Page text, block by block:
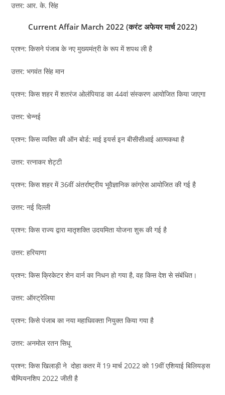
उत्तर: आर. के. सिंह
Current Affair March 2022 (करंट अफेयर मार्च 2022)
प्रश्न: किसने पंजाब के नए मुख्यमंत्री के रूप में शपथ ली है
उत्तर: भगवंत सिंह मान
प्रश्न: किस शहर में शतरंज ओलंपियाड का 44वां संस्करण आयोजित किया जाएगा
उत्तर: चेन्नई
प्रश्न: किस व्यक्ति की ऑन बोर्ड: माई इयर्स इन बीसीसीआई आत्मकथा है
उत्तर: रत्नाकर शेट्टी
प्रश्न: किस शहर में 36वीं अंतर्राष्ट्रीय भूवैज्ञानिक कांग्रेस आयोजित की गई है
उत्तर: नई दिल्ली
प्रश्न: किस राज्य द्वारा मातृशक्ति उदयमिता योजना शुरू की गई है
उत्तर: हरियाणा
प्रश्न: किस क्रिकेटर शेन वार्न का निधन हो गया है, वह किस देश से संबंधित।
उत्तर: ऑस्ट्रेलिया
प्रश्न: किसे पंजाब का नया महाधिवक्ता नियुक्त किया गया है
उत्तर: अनमोल रतन सिधू
प्रश्न: किस खिलाड़ी ने दोहा कतर में 19 मार्च 2022 को 19वीं एशियाई बिलियड्स
चैम्पियनशिप 2022 जीती है